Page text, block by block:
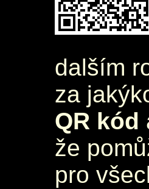
dalším
za
QR kód
že
pro